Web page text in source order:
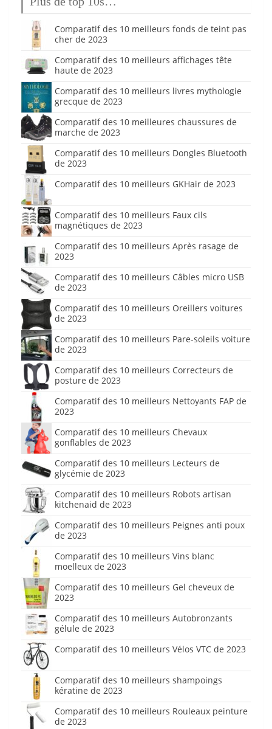
Comparatif des 10 meilleurs fonds de teint pas
cher de 2023
Comparatif des 10 meilleurs affichages tête
haute de 2023
Comparatif des 10 meilleurs livres mythologie
grecque de 2023
Comparatif des 10 meilleures chaussures de
marche de 2023
Comparatif des 10 meilleurs Dongles Bluetooth
de 2023
Comparatif des 10 meilleurs GKHair de 2023
Comparatif des 10 meilleurs Faux cils
magnétiques de 2023
Comparatif des 10 meilleurs Après rasage de
2023
Comparatif des 10 meilleurs Câbles micro USB
de 2023
Comparatif des 10 meilleurs Oreillers voitures
de 2023
Comparatif des 10 meilleurs Pare-soleils voiture
de 2023
Comparatif des 10 meilleurs Correcteurs de
posture de 2023
Comparatif des 10 meilleurs Nettoyants FAP de
2023
Comparatif des 10 meilleurs Chevaux
gonflables de 2023
Comparatif des 10 meilleurs Lecteurs de
glycémie de 2023
Comparatif des 10 meilleurs Robots artisan
kitchenaid de 2023
Comparatif des 10 meilleurs Peignes anti poux
de 2023
Comparatif des 10 meilleurs Vins blanc
moelleux de 2023
Comparatif des 10 meilleurs Gel cheveux de
2023
Comparatif des 10 meilleurs Autobronzants
gélule de 2023
Comparatif des 10 meilleurs Vélos VTC de 2023
Comparatif des 10 meilleurs shampoings
kératine de 2023
Comparatif des 10 meilleurs Rouleaux peinture
de 2023